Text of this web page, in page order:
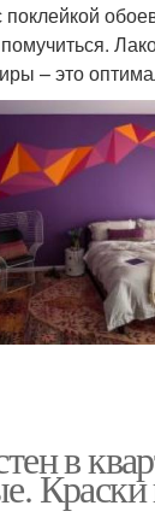
– это
в